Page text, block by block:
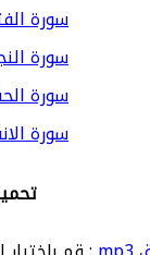
سورة
سورة
سورة
سورة